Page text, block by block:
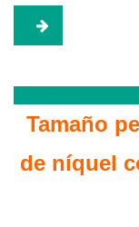
Tamaño
de níquel